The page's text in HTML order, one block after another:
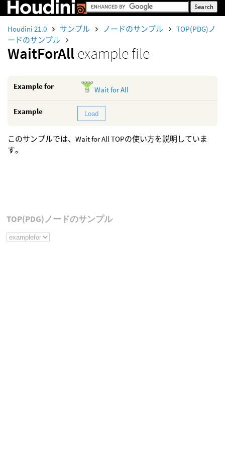
Houdini 21.0 サンプル ノードのサンプル
TOP(PDG)ノ
ードのサンプル
WaitForAllexample file
Example for Wait for All
Example Load
このサンプルでは、Wait for All TOPの使い方を説明していま
す。
TOP(PDG)ノードのサンプル